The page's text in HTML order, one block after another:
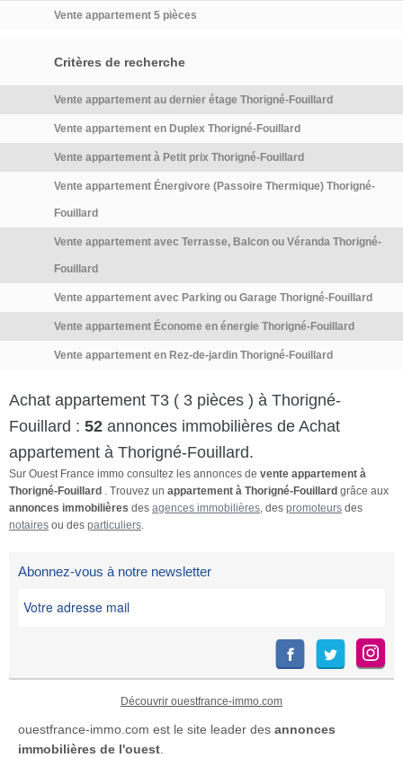
Vente appartement 5 pièces
Critères de recherche
Vente appartement au dernier étage Thorigné-Fouillard
Vente appartement en Duplex Thorigné-Fouillard
Vente appartement à Petit prix Thorigné-Fouillard
Vente appartement Énergivore (Passoire Thermique) Thorigné-
Fouillard
Vente appartement avec Terrasse, Balcon ou Véranda Thorigné-
Fouillard
Vente appartement avec Parking ou Garage Thorigné-Fouillard
Vente appartement Économe en énergie Thorigné-Fouillard
Vente appartement en Rez-de-jardin Thorigné-Fouillard
Achat appartement T3 ( 3 pièces ) à Thorigné-
Fouillard : 52 annonces immobilières de Achat
appartement à Thorigné-Fouillard.
Sur Ouest France immo consultez les annonces de vente appartement à
Thorigné-Fouillard
. Trouvez un appartement à Thorigné-Fouillard grâce aux
annonces immobilières des agences immobilières , des promoteurs des
notaires ou des particuliers
Abonnez-vous à notre newsletter
Découvrir ouestfrance-immo.com
ouestfrance-immo.com est le site leader des annonces
immobilières de l'ouest